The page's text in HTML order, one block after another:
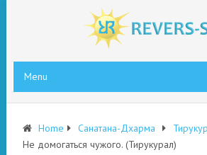
Menu
Home Санатана-Дхарма
Не домогаться чужого. (Тирукурал)